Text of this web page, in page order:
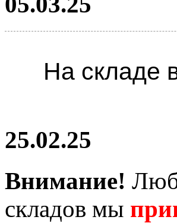
На складе
25.02.25
Внимание!
складов мы